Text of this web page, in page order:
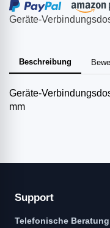
Geräte-
Beschreibung
Geräte-
mm
Support
Telefonische